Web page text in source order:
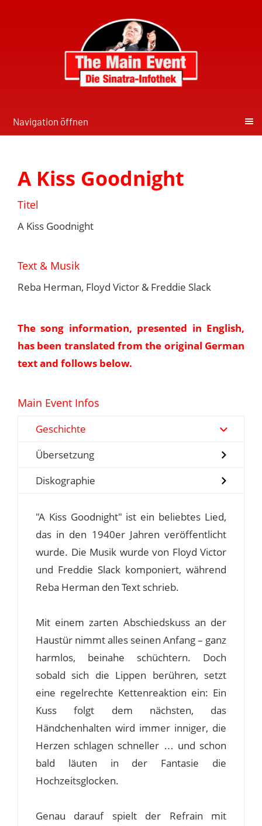
Navigation öffnen
A Kiss Goodnight
Titel
A Kiss Goodnight
Text & Musik
Reba Herman, Floyd Victor & Freddie Slack
The song information, presented in English,
has been translated from the original German
text and follows below.
Main Event Infos
Geschichte
Übersetzung
Diskographie
"A Kiss Goodnight" ist ein beliebtes Lied,
das in den 1940er Jahren veröffentlicht
wurde. Die Musik wurde von Floyd Victor
und Freddie Slack komponiert, während
Reba Herman den Text schrieb.
Mit einem zarten Abschiedskuss an der
Haustür nimmt alles seinen Anfang – ganz
harmlos, beinahe schüchtern. Doch
sobald sich die Lippen berühren, setzt
eine regelrechte Kettenreaktion ein: Ein
Kuss folgt dem nächsten, das
Händchenhalten wird immer inniger, die
Herzen schlagen schneller … und schon
bald läuten in der Fantasie die
Hochzeitsglocken.
Genau darauf spielt der Refrain mit